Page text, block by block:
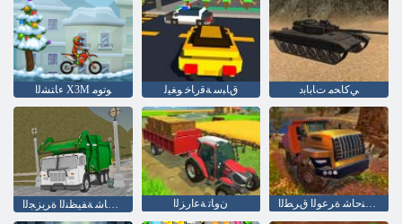
ءﺎﺘﺸﻟﺍ X3M ﻮﺗﻮﻣ ﻕﺎﺒﺳ ﺔﻗﺭﺎﺧ ﻮﻐﻴﻟ ﻲﻛﺎﺤﻣ ﺕﺎﺑﺎﺑﺩ
ﻢﻴﺳ ﺔﻣﺎﻤﻘﻟﺍ ﺔﻨﺣﺎﺷ ﺔﻔﻴﻈﻨﻟﺍ ﺓﺮﻳﺰﺠﻟﺍ ﻥﻭﺎﺗ ﺔﻋﺍﺭﺰﻟﺍ ﻞﺘﻟﺍ ﻖﻠﺴﺗ ﺓﺎﻛﺎﺤﻤﻟﺍ ﺔﻨﺣﺎﺷ ﺓﺮﻋﻮﻟﺍ ﻕﺮﻄﻟﺍ